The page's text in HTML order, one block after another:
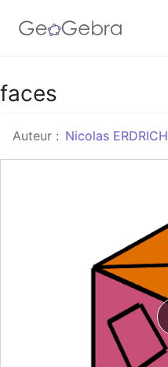
Classe GeoGebra
faces
Auteur : Nicolas ERDRICH